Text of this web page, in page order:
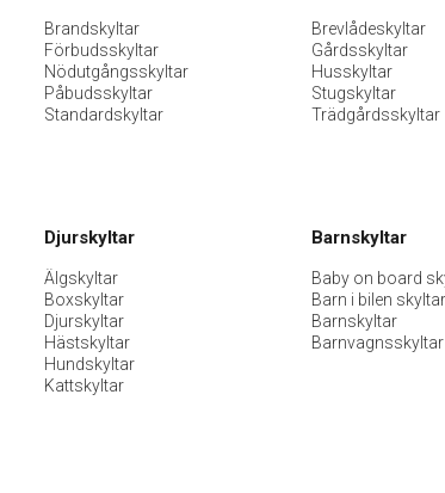
Brandskyltar
Förbudsskyltar
Nödutgångsskyltar
Påbudsskyltar
Standardskyltar
Brevlådeskyltar
Gårdsskyltar
Husskyltar
Stugskyltar
Trädgårdsskyltar
Djurskyltar
Älgskyltar
Boxskyltar
Djurskyltar
Hästskyltar
Hundskyltar
Kattskyltar
Barnskyltar
Baby on board
Barn i bilen skyltar
Barnskyltar
Barnvagnsskyltar